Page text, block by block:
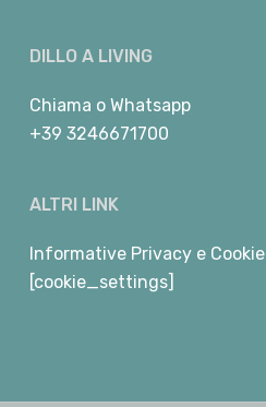
DILLO A LIVING
Chiama o Whatsapp
+39 3246671700
ALTRI LINK
Informative Privacy e Cookie
[cookie_settings]